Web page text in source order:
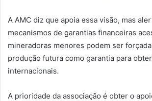
A AMC diz que apoia essa visão, mas
mecanismos de garantias financeiras
mineradoras menores podem ser
produção futura como garantia para
internacionais.
A prioridade da associação é obter o